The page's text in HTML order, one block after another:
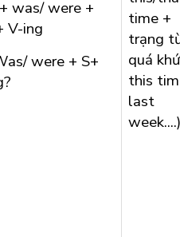
was/ were +
V-ing
were + S+
time +
trạng
quá
this
last
week....)